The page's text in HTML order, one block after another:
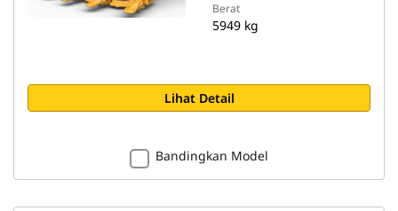
Berat
5949 kg
Lihat Detail
Bandingkan Model